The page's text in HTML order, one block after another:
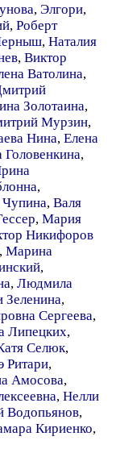
, Элгори,
, Роберт
, Наталия
, Виктор
Ватолина,
Золотаина,
Мурзин,
Нина, Елена
Головенкина,
,
, Валя
, Мария
Никифоров
, Марина
,
, Людмила
Зеленина,
Сергеева,
Липецких,
Селюк,
Ритари,
Амосова,
, Нелли
Водопьянов,
Кириенко,